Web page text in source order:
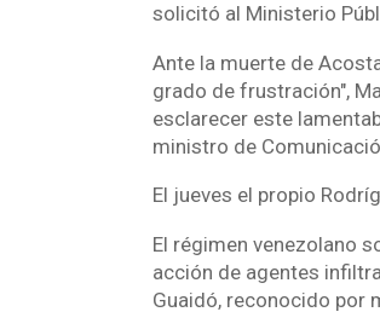
solicitó al Ministerio
Ante la muerte de
grado de frustración",
esclarecer este
ministro de
El jueves el propio
El régimen venezolano
acción de agentes
Guaidó, reconocido por